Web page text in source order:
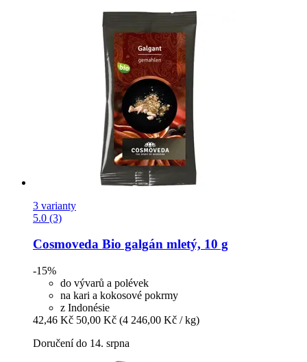
3 varianty
5.0 (3)
Cosmoveda Bio galgán mletý, 10 g
-15%
do vývarů a polévek
na kari a kokosové pokrmy
z Indonésie
42,46 Kč 50,00 Kč (4 246,00 Kč / kg)
Doručení do 14. srpna